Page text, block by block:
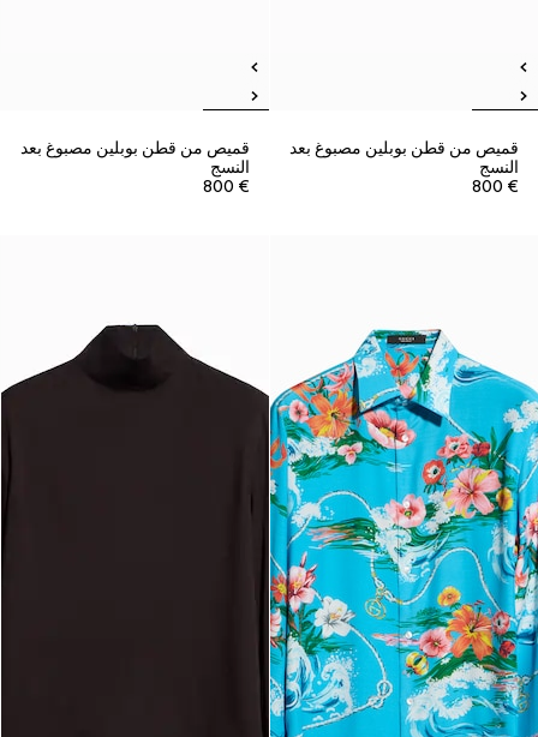
قميص من قطن بوبلين مصبوغ بعد
النسج
€ 800
قميص من قطن بوبلين مصبوغ بعد
النسج
€ 800